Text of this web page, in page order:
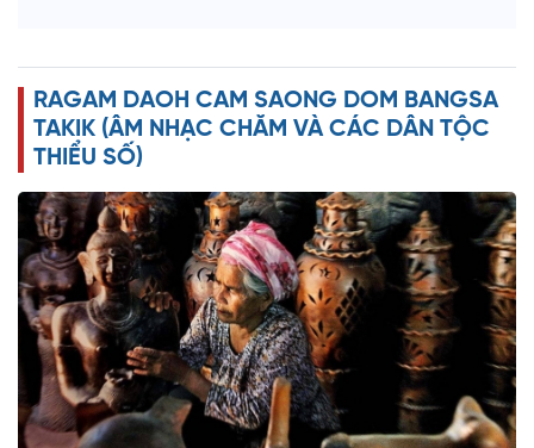
e
o
RAGAM DAOH CAM SAONG DOM BANGSA
TAKIK (ÂM NHẠC CHĂM VÀ CÁC DÂN TỘC
THIỂU SỐ)